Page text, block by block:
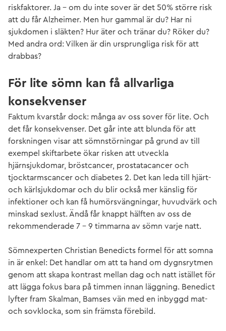
riskfaktorer. Ja – om du inte sover är det 50% större risk
att du får Alzheimer. Men hur gammal är du? Har ni
sjukdomen i släkten? Hur äter och tränar du? Röker du?
Med andra ord: Vilken är din ursprungliga risk för att
drabbas?
För lite sömn kan få allvarliga
konsekvenser
Faktum kvarstår dock: många av oss sover för lite. Och
det får konsekvenser. Det går inte att blunda för att
forskningen visar att sömnstörningar på grund av till
exempel skiftarbete ökar risken att utveckla
hjärnsjukdomar, bröstcancer, prostatacancer och
tjocktarmscancer och diabetes 2. Det kan leda till hjärt-
och kärlsjukdomar och du blir också mer känslig för
infektioner och kan få humörsvängningar, huvudvärk och
minskad sexlust. Ändå får knappt hälften av oss de
rekommenderade 7 - 9 timmarna av sömn varje natt.
Sömnexperten Christian Benedicts formel för att somna
in är enkel: Det handlar om att ta hand om dygnsrytmen
genom att skapa kontrast mellan dag och natt istället för
att lägga fokus bara på timmen innan läggning. Benedict
lyfter fram Skalman, Bamses vän med en inbyggd mat-
och sovklocka, som sin främsta förebild.